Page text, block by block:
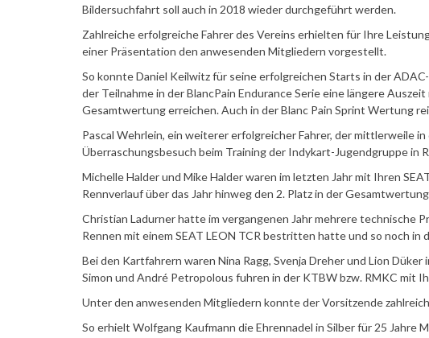
Bildersuchfahrt soll auch in 2018 wieder durchgeführt werden.
Zahlreiche erfolgreiche Fahrer des Vereins erhielten für Ihre
einer Präsentation den anwesenden Mitgliedern vorgestellt.
So konnte Daniel Keilwitz für seine erfolgreichen Starts in der
der Teilnahme in der BlancPain Endurance Serie eine längere
Gesamtwertung erreichen. Auch in der Blanc Pain Sprint Wertung
Pascal Wehrlein, ein weiterer erfolgreicher Fahrer, der mittlerweile
Überraschungsbesuch beim Training der Indykart-Jugendgruppe in
Michelle Halder und Mike Halder waren im letzten Jahr mit Ihren
Rennverlauf über das Jahr hinweg den 2. Platz in der
Christian Ladurner hatte im vergangenen Jahr mehrere technische
Rennen mit einem SEAT LEON TCR bestritten hatte und so noch
Bei den Kartfahrern waren Nina Ragg, Svenja Dreher und Lion
Simon und André Petropolous fuhren in der KTBW bzw. RMKC mit
Unter den anwesenden Mitgliedern konnte der Vorsitzende
So erhielt Wolfgang Kaufmann die Ehrennadel in Silber für 25 Jahre